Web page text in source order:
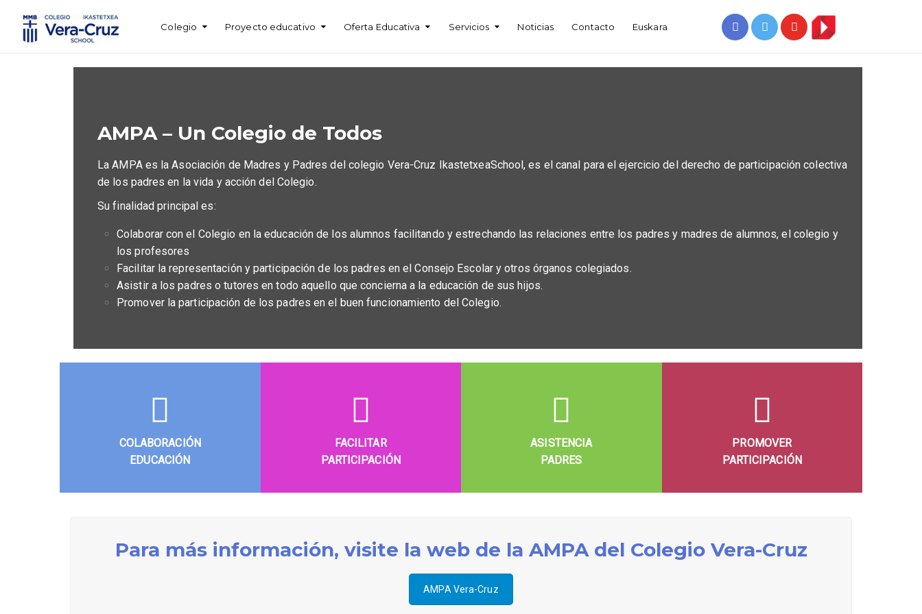
Colegio Proyecto educativo Oferta Educativa Servicios Noticias Contacto Euskara
AMPA – Un Colegio de Todos
La AMPA es la Asociación de Madres y Padres del colegio Vera-Cruz IkastetxeaSchool, es el canal para el ejercicio del derecho de participación colectiva
de los padres en la vida y acción del Colegio.
Su finalidad principal es:
Colaborar con el Colegio en la educación de los alumnos facilitando y estrechando las relaciones entre los padres y madres de alumnos, el colegio y
los profesores
Facilitar la representación y participación de los padres en el Consejo Escolar y otros órganos colegiados.
Asistir a los padres o tutores en todo aquello que concierna a la educación de sus hijos.
Promover la participación de los padres en el buen funcionamiento del Colegio.
COLABORACIÓN
EDUCACIÓN
FACILITAR
PARTICIPACIÓN
ASISTENCIA
PADRES
PROMOVER
PARTICIPACIÓN
Para más información, visite la web de la AMPA del Colegio Vera-Cruz
AMPA Vera-Cruz